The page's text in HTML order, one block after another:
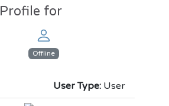
Profile for ירין פיקר
Offline
User Type: User